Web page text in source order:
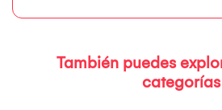
También puedes
categorías